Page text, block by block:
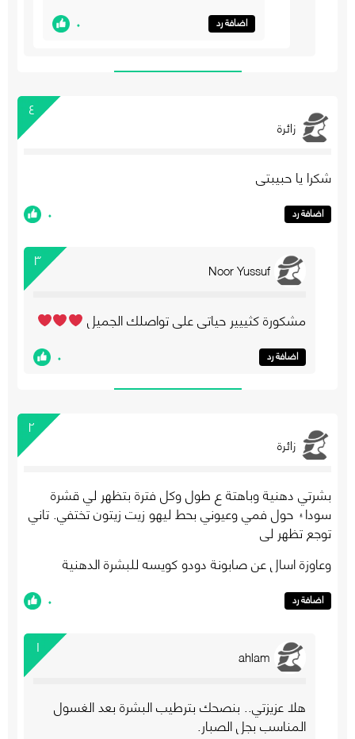
اضافة رد ٠
٤
زائرة
شكرا يا حبيبتي
اضافة رد ٠
٣ Noor Yussuf
مشكورة كثييير حياتي على تواصلك الجميل
اضافة رد ٠
٢
زائرة
بشرتي دهنية وباهتة ع طول وكل فترة بتظهر لي قشرة
سودا۽ حول فمي وعيوني بحط ليهو زيت زيتون تختفي. تاني
توجع تظهر لي
وعاوزة اسال عن صابونة دودو كويسه للبشرة الدهنية
اضافة رد ٠
١ ahlam
هلا عزيزتي.. بنصحك بترطيب البشرة بعد الغسول
المناسب بجل الصبار.